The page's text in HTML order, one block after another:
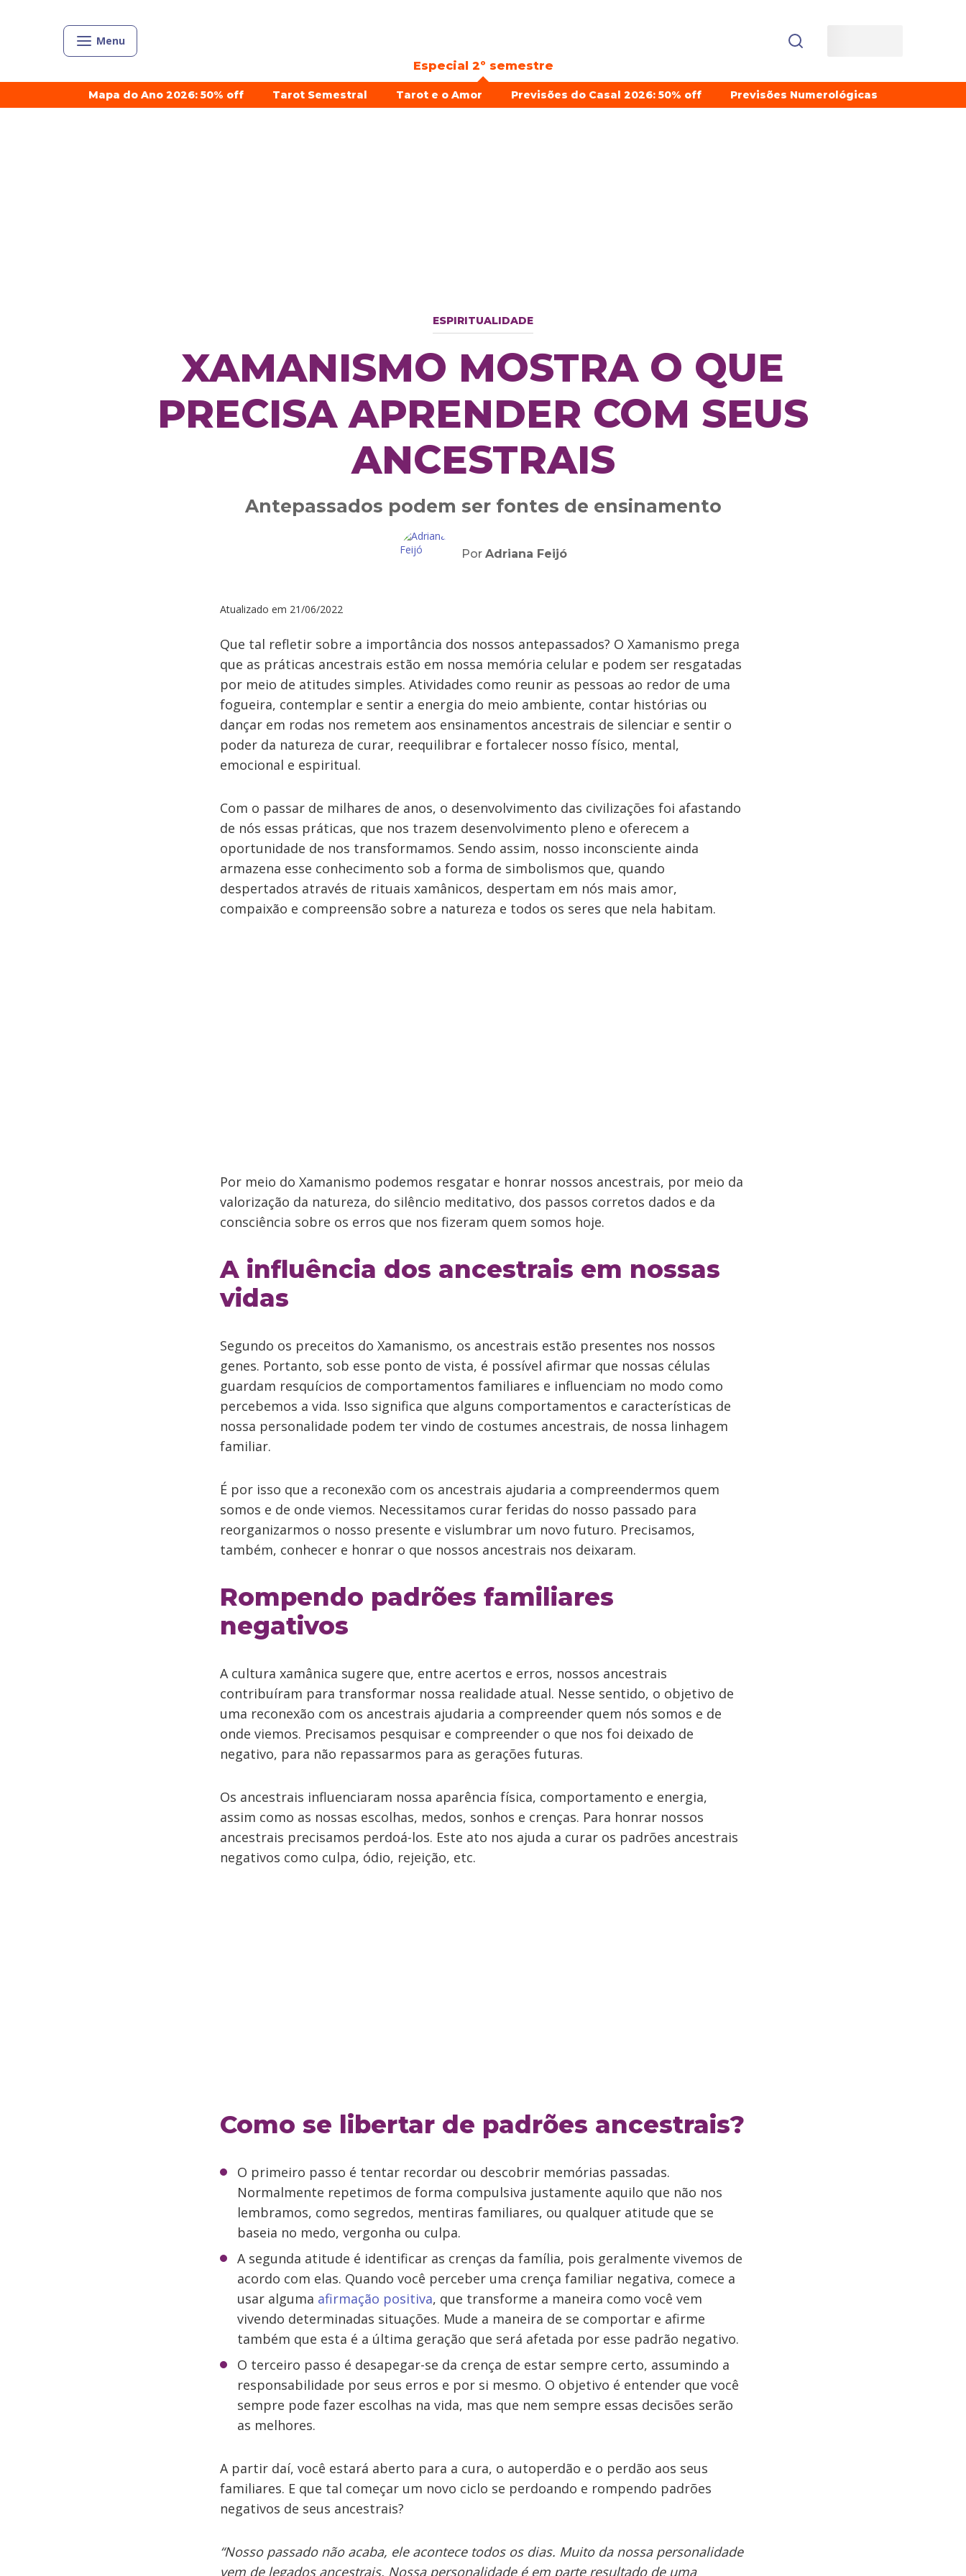
Menu
Especial 2º semestre
Mapa do Ano 2026: 50% off Tarot Semestral Tarot e o Amor Previsões do Casal 2026: 50% off Previsões Numerológicas
ESPIRITUALIDADE
XAMANISMO MOSTRA O QUE
PRECISA APRENDER COM SEUS
ANCESTRAIS
Antepassados podem ser fontes de ensinamento
Por Adriana Feijó
Atualizado em 21/06/2022
Que tal refletir sobre a importância dos nossos antepassados? O Xamanismo prega
que as práticas ancestrais estão em nossa memória celular e podem ser resgatadas
por meio de atitudes simples. Atividades como reunir as pessoas ao redor de uma
fogueira, contemplar e sentir a energia do meio ambiente, contar histórias ou
dançar em rodas nos remetem aos ensinamentos ancestrais de silenciar e sentir o
poder da natureza de curar, reequilibrar e fortalecer nosso físico, mental,
emocional e espiritual.
Com o passar de milhares de anos, o desenvolvimento das civilizações foi afastando
de nós essas práticas, que nos trazem desenvolvimento pleno e oferecem a
oportunidade de nos transformamos. Sendo assim, nosso inconsciente ainda
armazena esse conhecimento sob a forma de simbolismos que, quando
despertados através de rituais xamânicos, despertam em nós mais amor,
compaixão e compreensão sobre a natureza e todos os seres que nela habitam.
Por meio do Xamanismo podemos resgatar e honrar nossos ancestrais, por meio da
valorização da natureza, do silêncio meditativo, dos passos corretos dados e da
consciência sobre os erros que nos fizeram quem somos hoje.
A influência dos ancestrais em nossas
vidas
Segundo os preceitos do Xamanismo, os ancestrais estão presentes nos nossos
genes. Portanto, sob esse ponto de vista, é possível afirmar que nossas células
guardam resquícios de comportamentos familiares e influenciam no modo como
percebemos a vida. Isso significa que alguns comportamentos e características de
nossa personalidade podem ter vindo de costumes ancestrais, de nossa linhagem
familiar.
É por isso que a reconexão com os ancestrais ajudaria a compreendermos quem
somos e de onde viemos. Necessitamos curar feridas do nosso passado para
reorganizarmos o nosso presente e vislumbrar um novo futuro. Precisamos,
também, conhecer e honrar o que nossos ancestrais nos deixaram.
Rompendo padrões familiares
negativos
A cultura xamânica sugere que, entre acertos e erros, nossos ancestrais
contribuíram para transformar nossa realidade atual. Nesse sentido, o objetivo de
uma reconexão com os ancestrais ajudaria a compreender quem nós somos e de
onde viemos. Precisamos pesquisar e compreender o que nos foi deixado de
negativo, para não repassarmos para as gerações futuras.
Os ancestrais influenciaram nossa aparência física, comportamento e energia,
assim como as nossas escolhas, medos, sonhos e crenças. Para honrar nossos
ancestrais precisamos perdoá-los. Este ato nos ajuda a curar os padrões ancestrais
negativos como culpa, ódio, rejeição, etc.
Como se libertar de padrões ancestrais?
O primeiro passo é tentar recordar ou descobrir memórias passadas.
Normalmente repetimos de forma compulsiva justamente aquilo que não nos
lembramos, como segredos, mentiras familiares, ou qualquer atitude que se
baseia no medo, vergonha ou culpa.
A segunda atitude é identificar as crenças da família, pois geralmente vivemos de
acordo com elas. Quando você perceber uma crença familiar negativa, comece a
usar alguma afirmação positiva, que transforme a maneira como você vem
vivendo determinadas situações. Mude a maneira de se comportar e afirme
também que esta é a última geração que será afetada por esse padrão negativo.
O terceiro passo é desapegar-se da crença de estar sempre certo, assumindo a
responsabilidade por seus erros e por si mesmo. O objetivo é entender que você
sempre pode fazer escolhas na vida, mas que nem sempre essas decisões serão
as melhores.
A partir daí, você estará aberto para a cura, o autoperdão e o perdão aos seus
familiares. E que tal começar um novo ciclo se perdoando e rompendo padrões
negativos de seus ancestrais?
“Nosso passado não acaba, ele acontece todos os dias. Muito da nossa personalidade
vem de legados ancestrais. Nossa personalidade é em parte resultado de uma